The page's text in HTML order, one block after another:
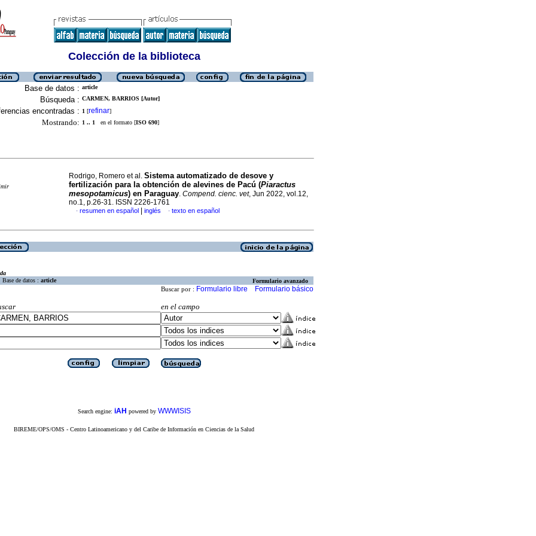
Colección de la biblioteca
Base de datos : article
Búsqueda : CARMEN, BARRIOS [Autor]
encontradas : 1 [refinar]
Mostrando: 1 .. 1 en el formato [ISO 690]
Rodrigo, Romero et al. Sistema automatizado de desove y
fertilización para la obtención de alevines de Pacú (Piaractus
mesopotamicus) en Paraguay. Compend. cienc. vet, Jun 2022, vol.12,
no.1, p.26-31. ISSN 2226-1761
· resumen en español inglés · texto en español
Base de datos : article Formulario avanzado
Buscar por : Formulario libre Formulario básico
en el campo
Search engine: iAH powered by WWWISIS
BIREME/OPS/OMS - Centro Latinoamericano y del Caribe de Información en Ciencias de la Salud